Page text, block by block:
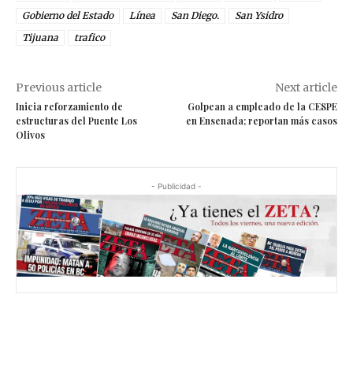
Gobierno del Estado
Línea San Diego.
San Ysidro
Tijuana
trafico
Previous article
Inicia reforzamiento de
estructuras del Puente Los
Olivos
Next article
Golpean a empleado de la CESPE
en Ensenada; reportan más casos
- Publicidad -